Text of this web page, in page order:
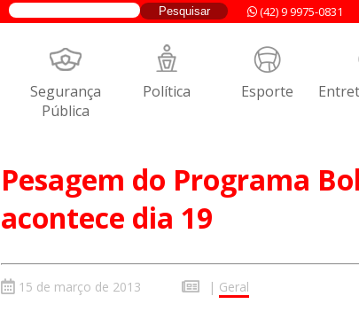
(42) 9 9975-0831
Segurança
Pública
Política Esporte
Pesagem do Programa
acontece dia 19
15 de março de 2013 | Geral